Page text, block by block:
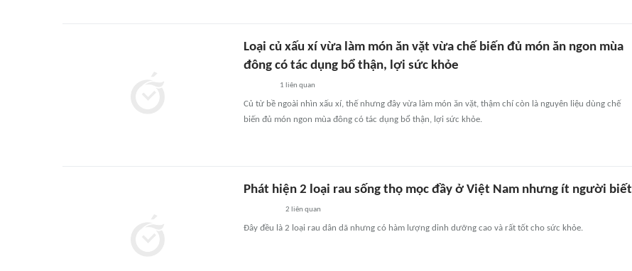
Loại củ xấu xí vừa làm món ăn vặt vừa chế biến đủ món ăn ngon mùa
đông có tác dụng bổ thận, lợi sức khỏe
1 liên quan
Củ từ bề ngoài nhìn xấu xí, thế nhưng đây vừa làm món ăn vặt, thậm chí còn là nguyên liệu dùng chế
biến đủ món ngon mùa đông có tác dụng bổ thận, lợi sức khỏe.
Phát hiện 2 loại rau sống thọ mọc đầy ở Việt Nam nhưng ít người biết
2 liên quan
Đây đều là 2 loại rau dân dã nhưng có hàm lượng dinh dưỡng cao và rất tốt cho sức khỏe.